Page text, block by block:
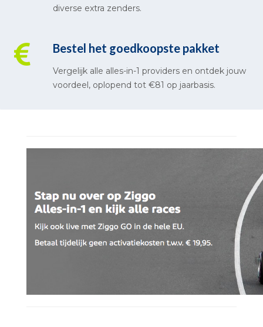
diverse extra zenders.
Bestel het goedkoopste pakket
Vergelijk alle alles-in-1 providers en ontdek jouw
voordeel, oplopend tot €81 op jaarbasis.